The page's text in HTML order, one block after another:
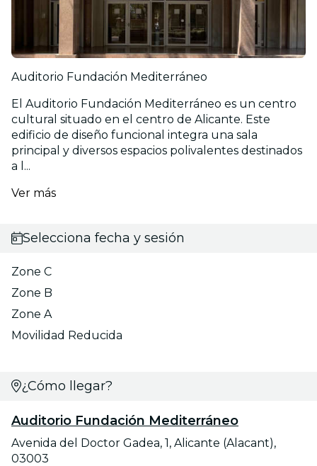
Auditorio Fundación Mediterráneo
El Auditorio Fundación Mediterráneo es un centro
cultural situado en el centro de Alicante. Este
edificio de diseño funcional integra una sala
principal y diversos espacios polivalentes destinados
a l...
Ver más
Selecciona fecha y sesión
Zone C
Zone B
Zone A
Movilidad Reducida
¿Cómo llegar?
Auditorio Fundación Mediterráneo
Avenida del Doctor Gadea, 1, Alicante (Alacant),
03003